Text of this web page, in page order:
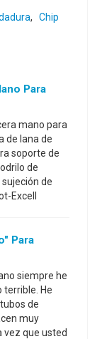
,
Chip
Para
mano para
de lana de
soporte de
de
de
Excell
Para
siempre he
terrible. He
de
muy
vez que usted